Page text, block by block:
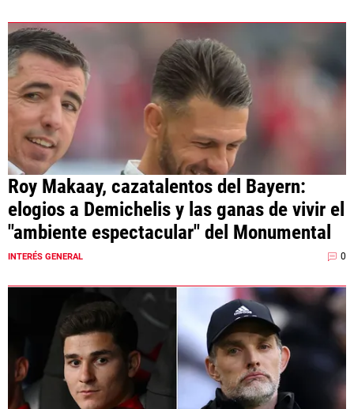
Roy Makaay, cazatalentos del Bayern:
elogios a Demichelis y las ganas de vivir el
"ambiente espectacular" del Monumental
INTERÉS GENERAL 0